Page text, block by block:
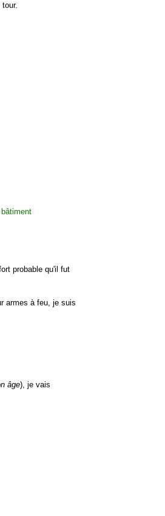
probable qu'il fut
armes à feu, je suis
âge), je vais